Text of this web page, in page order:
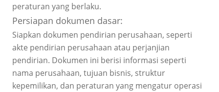
peraturan yang berlaku.
Persiapan dokumen dasar:
Siapkan dokumen pendirian perusahaan, seperti
akte pendirian perusahaan atau perjanjian
pendirian. Dokumen ini berisi informasi seperti
nama perusahaan, tujuan bisnis, struktur
kepemilikan, dan peraturan yang mengatur operasi